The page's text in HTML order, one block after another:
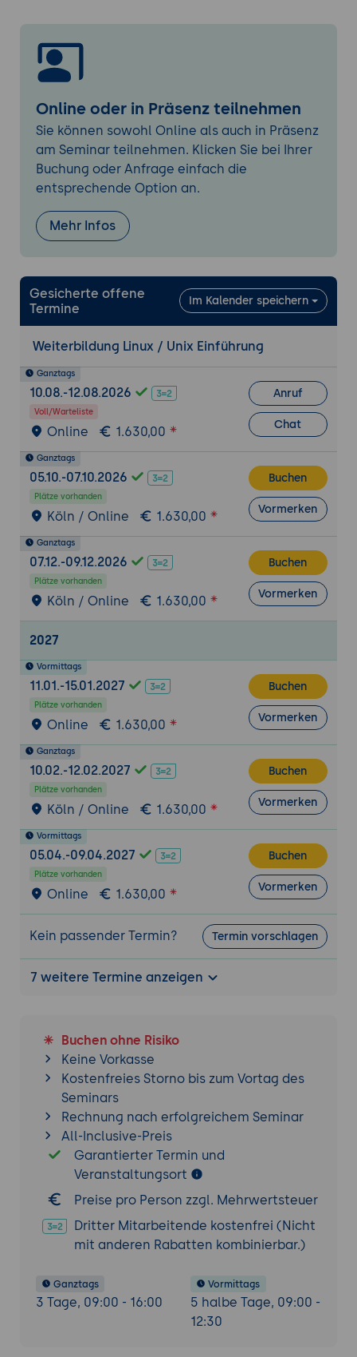
Verwendung der Online-Hilfe
UNIX-Texteditoren
Bedeutung von Texteditoren unter UNIX
vi (der UNIX-Standard-Editor)
emacs (ein äußerst mächtiger Editor)
Zugriffs- und Eigentumsrechte
Zugriffsrechten
Festlegen von Default-Rechten mit der
Erweiterte Zugriffsrechte
UNIX-Shells und ihre Mechanismen
Was sind Shell-Mechanismen?
Quoting, Ausgabeumlenkung, Pipes
Variablen, Kommandosubstitution,
Initialisierungsdateien u.v.m.
Standard-UNIX-Tools
Einsatz von Filtern
Elementare Filter: grep, sort, cut, diff
Suchen nach Dateien mit find
Prozeßprioritäten
Online oder in Präsenz teilnehmen
Sie können sowohl Online als auch in Präsenz
am Seminar teilnehmen. Klicken Sie bei Ihrer
Buchung oder Anfrage einfach die
entsprechende Option an.
Mehr Infos
Gesicherte offene
Termine
Im Kalender speichern
Weiterbildung Linux / Unix Einführung
Ganztags
10.08.-12.08.2026
Voll/Warteliste
Online 1.630,00
Anruf
Chat
Ganztags
05.10.-07.10.2026
Plätze vorhanden
Köln / Online 1.630,00
Buchen
Vormerken
Ganztags
07.12.-09.12.2026
Plätze vorhanden
Köln / Online 1.630,00
Buchen
Vormerken
2027
Vormittags
11.01.-15.01.2027
Plätze vorhanden
Online 1.630,00
Buchen
Vormerken
Ganztags
10.02.-12.02.2027
Plätze vorhanden
Köln / Online 1.630,00
Buchen
Vormerken
Vormittags
05.04.-09.04.2027
Plätze vorhanden
Online 1.630,00
Buchen
Vormerken
Kein passender Termin? Termin vorschlagen
7 weitere Termine anzeigen
Buchen ohne Risiko
Keine Vorkasse
Kostenfreies Storno bis zum Vortag des
Seminars
Rechnung nach erfolgreichem Seminar
All-Inclusive-Preis
Garantierter Termin und
Veranstaltungsort
Preise pro Person zzgl. Mehrwertsteuer
Dritter Mitarbeitende kostenfrei (Nicht
mit anderen Rabatten kombinierbar.)
Ganztags
3 Tage, 09:00 - 16:00
Vormittags
5 halbe Tage, 09:00 -
12:30